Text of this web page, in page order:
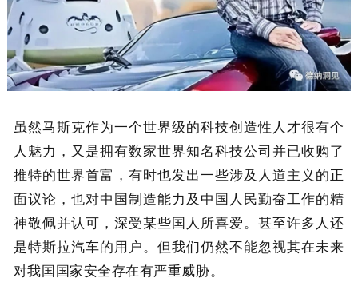
虽然马斯克作为一个世界级的科技创造性人才很有个
人魅力，又是拥有数家世界知名科技公司并已收购了
推特的世界首富，有时也发出一些涉及人道主义的正
面议论，也对中国制造能力及中国人民勤奋工作的精
神敬佩并认可，深受某些国人所喜爱。甚至许多人还
是特斯拉汽车的用户。但我们仍然不能忽视其在未来
对我国国家安全存在有严重威胁。